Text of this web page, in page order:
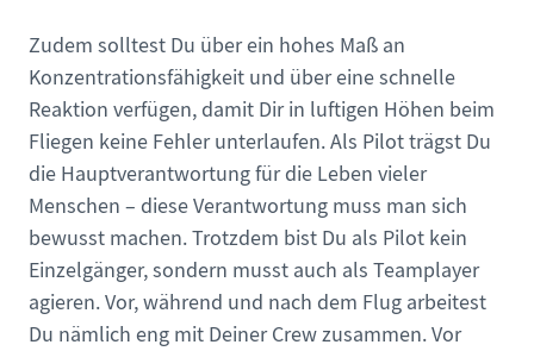
Zudem solltest Du über ein hohes Maß an
Konzentrationsfähigkeit und über eine schnelle
Reaktion verfügen, damit Dir in luftigen Höhen beim
Fliegen keine Fehler unterlaufen. Als Pilot trägst Du
die Hauptverantwortung für die Leben vieler
Menschen – diese Verantwortung muss man sich
bewusst machen. Trotzdem bist Du als Pilot kein
Einzelgänger, sondern musst auch als Teamplayer
agieren. Vor, während und nach dem Flug arbeitest
Du nämlich eng mit Deiner Crew zusammen. Vor